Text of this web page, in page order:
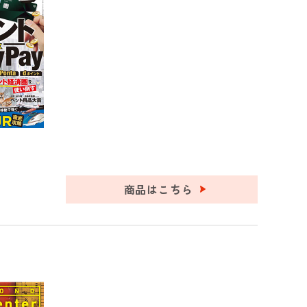
商品はこちら